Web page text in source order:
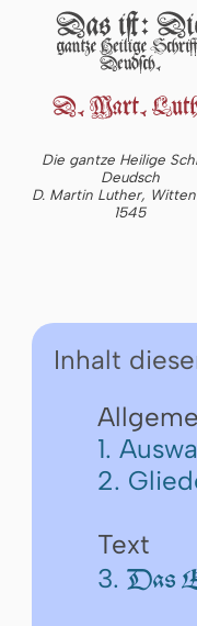
Die gantze Heilige
Deudsch
D. Martin Luther,
1545
Inhalt
1.
2.
Text
3. Das